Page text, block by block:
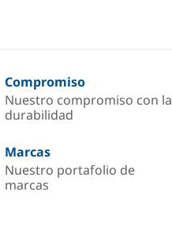
Compromiso
Nuestro compromiso con la
durabilidad
Marcas
Nuestro portafolio de
marcas